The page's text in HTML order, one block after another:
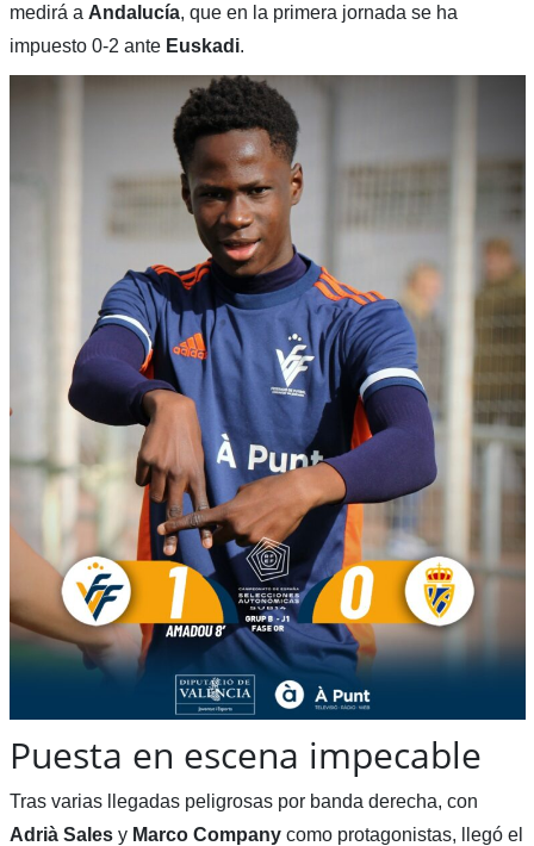
medirá a Andalucía, que en la primera jornada se ha
impuesto 0-2 ante Euskadi.
Puesta en escena impecable
Tras varias llegadas peligrosas por banda derecha, con
Adrià Salesy Marco Companycomo protagonistas, llegó el